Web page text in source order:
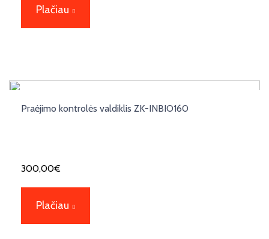
Plačiau
Praėjimo kontrolės valdiklis ZK-INBIO160
300,00€
Plačiau